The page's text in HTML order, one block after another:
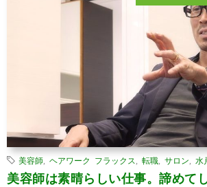
美容師 ヘアワーク フラックス 転職 サロン 水
美容師は素晴らしい仕事。諦めて